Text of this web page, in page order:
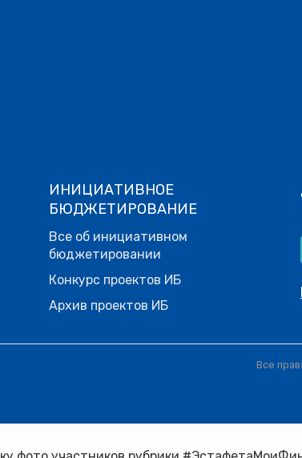
ИНИЦИАТИВНОЕ
БЮДЖЕТИРОВАНИЕ
Все об инициативном
бюджетировании
Конкурс проектов ИБ
Архив проектов ИБ
Все